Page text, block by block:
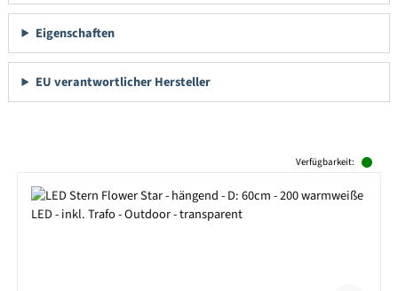
Eigenschaften
EU verantwortlicher Hersteller
Verfügbarkeit: